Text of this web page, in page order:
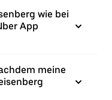
wie bei
App
meine